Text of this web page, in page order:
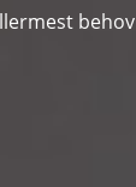
behov